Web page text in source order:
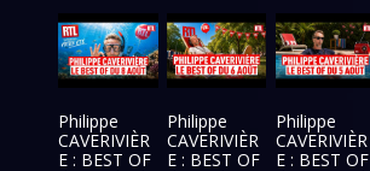
Philippe
CAVERIVIÈR
E : BEST OF
Philippe
CAVERIVIÈR
E : BEST OF
Philippe
CAVERIVIÈR
E : BEST OF